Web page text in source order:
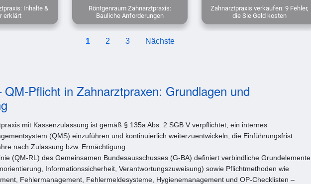
Inhalte &
erklärt
Röntgenraum Zahnarztpraxis:
Bauliche Anforderungen
Zahnarztpraxis verkaufen: 9 Fehler,
die Sie Geld kosten
1 2 3 Nächste
QM-Pflicht in Zahnarztpraxen: Grundlagen und
mit Kassenzulassung ist gemäß § 135a Abs. 2 SGB V verpflichtet, ein internes
(QMS) einzuführen und kontinuierlich weiterzuentwickeln; die Einführungsfrist
nach Zulassung bzw. Ermächtigung.
(QM-RL) des Gemeinsamen Bundesausschusses (G-BA) definiert verbindliche Grundelemente
Informationssicherheit, Verantwortungszuweisung) sowie Pflichtmethoden wie
Fehlermanagement, Fehlermeldesysteme, Hygienemanagement und OP-Checklisten –